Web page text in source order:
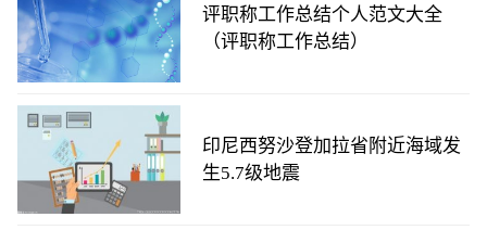
评职称工作总结个人范文大全
（评职称工作总结）
印尼西努沙登加拉省附近海域发
生5.7级地震